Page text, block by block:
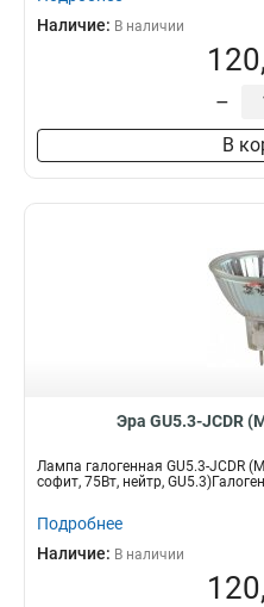
Наличие: В наличии
–
В
Эра GU5.3-JCDR
Лампа галогенная GU5.3-JCDR
софит, 75Вт, нейтр,
Подробнее
Наличие: В наличии